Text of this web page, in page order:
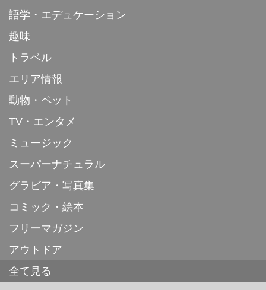
語学・エデュケーション
趣味
トラベル
エリア情報
動物・ペット
TV・エンタメ
ミュージック
スーパーナチュラル
グラビア・写真集
コミック・絵本
フリーマガジン
アウトドア
全て見る